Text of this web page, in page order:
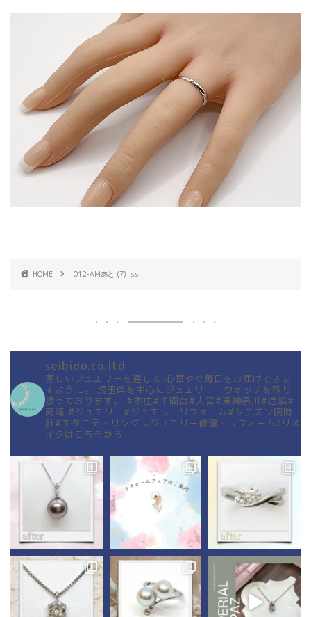
HOME 012-AMあと (7)_ss
seibido.co.ltd
美しいジュエリーを通して 心華やぐ毎日をお届けできま
すように。
埼玉県を中心にジュエリー・ウォッチを取り
扱っております。
#本庄#千間台#大宮#東神奈川#追浜#
高崎 #ジュエリー#ジュエリーリフォーム#シチズン腕時
計#エタニティリング ↓ジュエリー修理・リフォーム/リメ
イクはこちらから